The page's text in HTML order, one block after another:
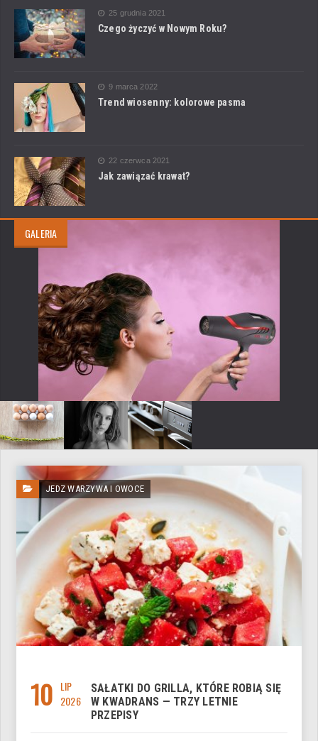
25 grudnia 2021
Czego życzyć w Nowym Roku?
9 marca 2022
Trend wiosenny: kolorowe pasma
22 czerwca 2021
Jak zawiązać krawat?
GALERIA
JEDZ WARZYWA I OWOCE
10 LIP
2026
SAŁATKI DO GRILLA, KTÓRE ROBIĄ SIĘ
W KWADRANS — TRZY LETNIE
PRZEPISY